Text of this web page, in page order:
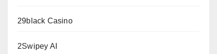
29black Casino
2Swipey AI